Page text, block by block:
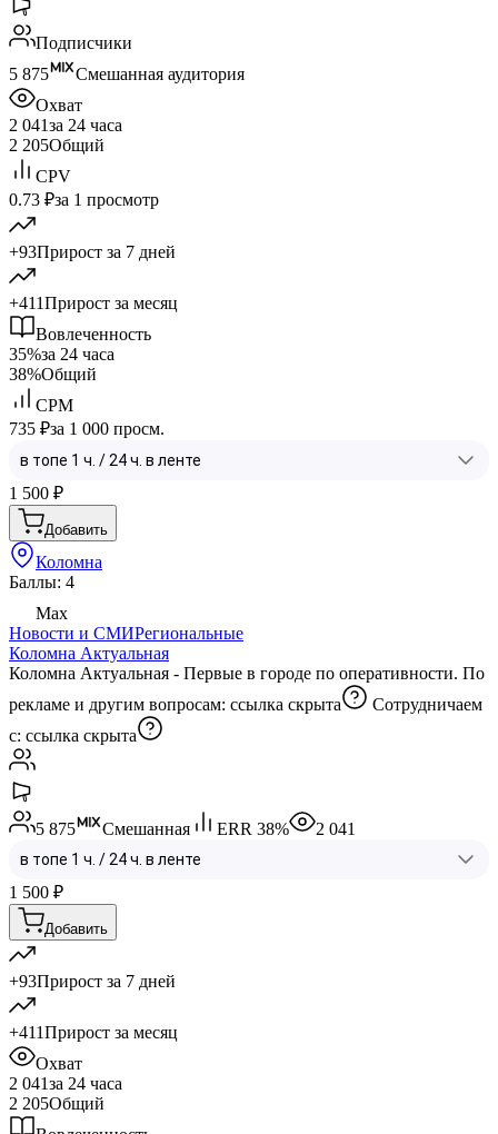
Подписчики
5 875
Смешанная аудитория
Охват
2 041за 24 часа
2 205Общий
CPV
0.73 ₽за 1 просмотр
+93Прирост за 7 дней
+411Прирост за месяц
Вовлеченность
35%за 24 часа
38%Общий
CPM
735 ₽за 1 000 просм.
1 500 ₽
Добавить
Коломна
Баллы: 4
Max
Новости и СМИРегиональные
Коломна Актуальная
Коломна Актуальная - Первые в городе по оперативности. По
рекламе и другим вопросам: ссылка скрыта
Сотрудничаем
с: ссылка скрыта
5 875 Смешанная ERR 38% 2 041
1 500 ₽
Добавить
+93Прирост за 7 дней
+411Прирост за месяц
Охват
2 041за 24 часа
2 205Общий